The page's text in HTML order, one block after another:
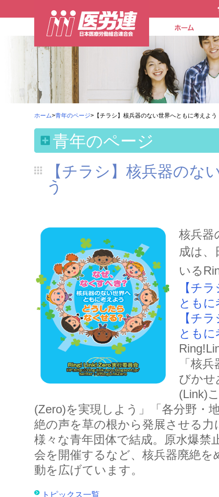
ホーム>青年のページ>【チラシ】核兵器のない世界へともに考えよう
青年のページ
【チラシ】核兵器のな
う
核兵器
成は、
いる
【チ
とも
【チ
とも
「核
びかせ
(Link)
(Zero)を実現しよう」「各分野・
絶の声を草の根から発展させる
様々な青年団体で結成。原水爆禁
会を開催するなど、核兵器廃絶
動を広げています。
トピックス一覧